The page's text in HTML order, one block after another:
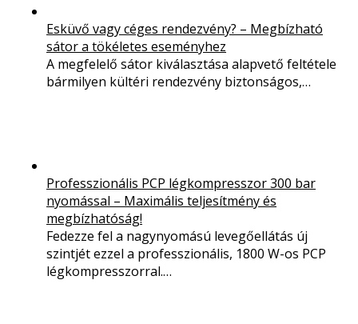
Esküvő vagy céges rendezvény? – Megbízható
sátor a tökéletes eseményhez
A megfelelő sátor kiválasztása alapvető feltétele
bármilyen kültéri rendezvény biztonságos,…
Professzionális PCP légkompresszor 300 bar
nyomással – Maximális teljesítmény és
megbízhatóság!
Fedezze fel a nagynyomású levegőellátás új
szintjét ezzel a professzionális, 1800 W-os PCP
légkompresszorral.…